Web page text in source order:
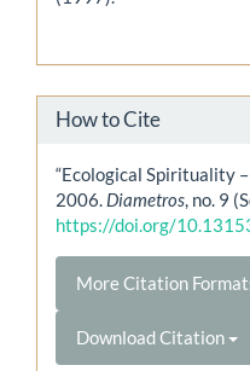
How to Cite
“Ecological Spirituality
2006. Diametros, no. 9
https://doi.org/
More Citation
Download Citation